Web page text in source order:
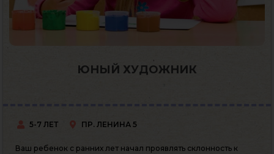
ЮНЫЙ ХУДОЖНИК
5-7 ЛЕТ ПР. ЛЕНИНА 5
Ваш ребенок с ранних лет начал проявлять склонность к